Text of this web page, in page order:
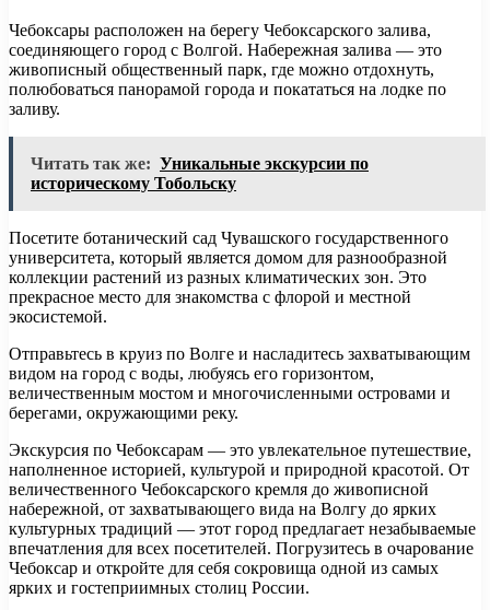
Чебоксары расположен на берегу Чебоксарского залива,
соединяющего город с Волгой. Набережная залива — это
живописный общественный парк, где можно отдохнуть,
полюбоваться панорамой города и покататься на лодке по
заливу.
Читать так же: Уникальные экскурсии по
историческому Тобольску
Посетите ботанический сад Чувашского государственного
университета, который является домом для разнообразной
коллекции растений из разных климатических зон. Это
прекрасное место для знакомства с флорой и местной
экосистемой.
Отправьтесь в круиз по Волге и насладитесь захватывающим
видом на город с воды, любуясь его горизонтом,
величественным мостом и многочисленными островами и
берегами, окружающими реку.
Экскурсия по Чебоксарам — это увлекательное путешествие,
наполненное историей, культурой и природной красотой. От
величественного Чебоксарского кремля до живописной
набережной, от захватывающего вида на Волгу до ярких
культурных традиций — этот город предлагает незабываемые
впечатления для всех посетителей. Погрузитесь в очарование
Чебоксар и откройте для себя сокровища одной из самых
ярких и гостеприимных столиц России.